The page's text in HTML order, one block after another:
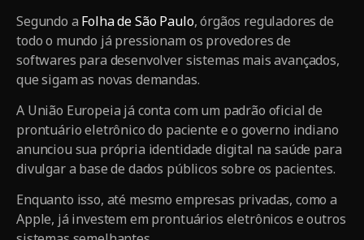
Segundo a Folha de São Paulo, órgãos reguladores de
todo o mundo já pressionam os provedores de
softwares para desenvolver sistemas mais avançados,
que sigam as novas demandas.
A União Europeia já conta com um padrão oficial de
prontuário eletrônico do paciente e o governo indiano
anunciou sua própria identidade digital na saúde para
divulgar a base de dados públicos sobre os pacientes.
Enquanto isso, até mesmo empresas privadas, como a
Apple, já investem em prontuários eletrônicos e outros